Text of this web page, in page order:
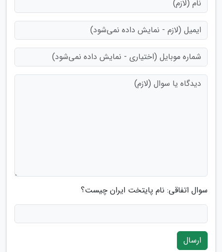
سوال اتفاقی: نام پایتخت ایران چیست؟
ارسال